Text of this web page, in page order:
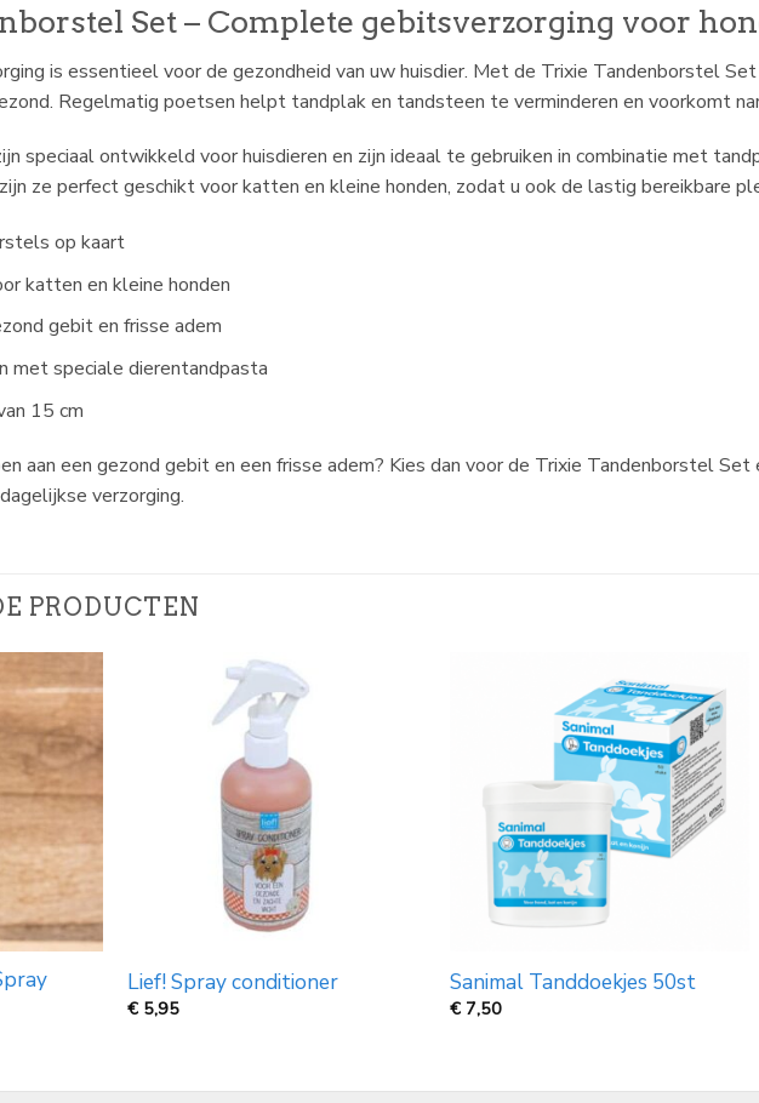
Set – Complete gebitsverzorging voor
is essentieel voor de gezondheid van uw huisdier. Met de Trixie Tandenborstel
Regelmatig poetsen helpt tandplak en tandsteen te verminderen en voorkomt
speciaal ontwikkeld voor huisdieren en zijn ideaal te gebruiken in combinatie met
ze perfect geschikt voor katten en kleine honden, zodat u ook de lastig bereikbare
op kaart
katten en kleine honden
gebit en frisse adem
met speciale dierentandpasta
15 cm
aan een gezond gebit en een frisse adem? Kies dan voor de Trixie Tandenborstel Set
verzorging.
PRODUCTEN
Lief! Spray conditioner
€ 5,95
Sanimal Tanddoekjes 50st
€ 7,50